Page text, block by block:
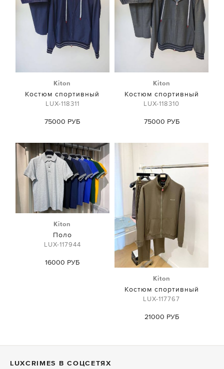
Kiton
Костюм спортивный
LUX-118311
75000 РУБ
Kiton
Костюм спортивный
LUX-118310
75000 РУБ
Kiton
Поло
LUX-117944
16000 РУБ
Kiton
Костюм спортивный
LUX-117767
21000 РУБ
LUXСRIMES В СОЦСЕТЯХ